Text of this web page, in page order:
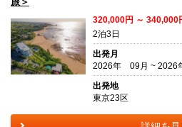
320,000円 ～ 340,000
2泊3日
出発月
2026年 09月 ~ 2026
出発地
東京23区